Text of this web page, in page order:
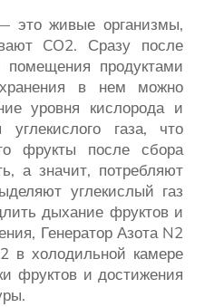
живые организмы,
CO2. Сразу после
помещения продуктами
хранения в нем можно
уровня кислорода и
газа, что
фрукты после сбора
а значит, потребляют
углекислый газ
дыхание фруктов и
Генератор Азота N2
в холодильной камере
фруктов и достижения